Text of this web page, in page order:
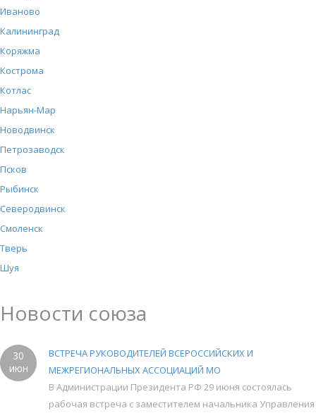
Иваново
Калининград
Коряжма
Кострома
Котлас
Нарьян-Мар
Новодвинск
Петрозаводск
Псков
Рыбинск
Северодвинск
Смоленск
Тверь
Шуя
Новости союза
30
июн
ВСТРЕЧА РУКОВОДИТЕЛЕЙ ВСЕРОССИЙСКИХ И
МЕЖРЕГИОНАЛЬНЫХ АССОЦИАЦИЙ МО
В Администрации Президента РФ 29 июня состоялась
рабочая встреча с заместителем начальника Управления